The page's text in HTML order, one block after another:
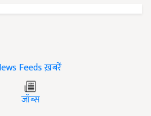
ख़बरें
जॉब्स